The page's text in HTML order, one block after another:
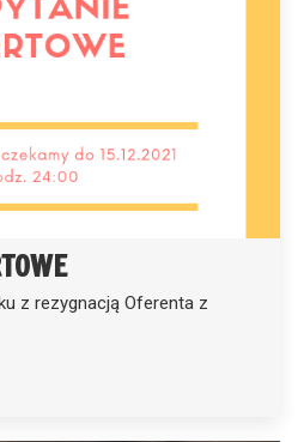
z rezygnacją Oferenta z